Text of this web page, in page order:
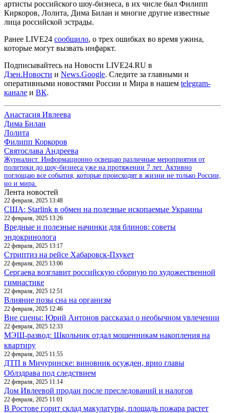
артисты российского шоу-бизнеса, в их числе был Филипп
Киркоров, Лолита, Дима Билан и многие другие известные
лица российской эстрады.
Ранее LIVE24 сообщило, о трех ошибках во время ужина,
которые могут вызвать инфаркт.
Подписывайтесь на Новости LIVE24.RU в
Дзен.Новости и News.Google. Следите за главными и
оперативными новостями России и Мира в нашем telegram-
канале и ВК.
Анастасия Ивлеева
Дима Билан
Лолита
Филипп Коркоров
Святослава Андреева
Журналист. Информационно освещаю различные мероприятия от
политики до шоу-бизнеса уже на протяжении 7 лет. Активно
поглощаю все события, которые происходят в жизни не только России,
но и мира.
Лента новостей
22 февраля, 2025 13:48
США: Starlink в обмен на полезные ископаемые Украины
22 февраля, 2025 13:26
Вредные и полезные начинки для блинов: советы
эндокринолога
22 февраля, 2025 13:17
Стриптиз на рейсе Хабаровск-Пхукет
22 февраля, 2025 13:06
Сергаева возглавит российскую сборную по художественной
гимнастике
22 февраля, 2025 12:51
Влияние позы сна на организм
22 февраля, 2025 12:46
Вне сцены: Юрий Антонов рассказал о необычном увлечении
22 февраля, 2025 12:33
МЭШ-развод: Школьник отдал мошенникам накопления на
квартиру
22 февраля, 2025 11:55
ДТП в Мичуринске: виновник осужден, врио главы
Облздрава под следствием
22 февраля, 2025 11:14
Дом Ивлеевой продан после преследований и налогов
22 февраля, 2025 11:01
В Ростове горит склад макулатуры, площадь пожара растет